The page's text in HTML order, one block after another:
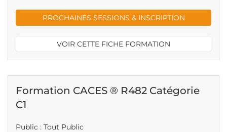
PROCHAINES SESSIONS & INSCRIPTION
VOIR CETTE FICHE FORMATION
Formation CACES ® R482 Catégorie
C1
Public : Tout Public